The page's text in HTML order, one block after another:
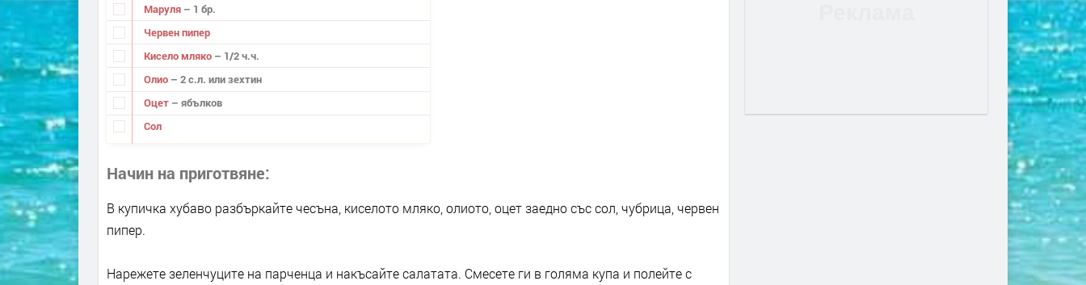
Маруля – 1 бр.
Червен пипер
Кисело мляко – 1/2 ч.ч.
Олио – 2 с.л. или зехтин
Оцет – ябълков
Сол
Начин на приготвяне
В купичка хубаво разбъркайте чесъна, киселото мляко, олиото, оцет заедно със сол, чубрица, червен
пипер.
Нарежете зеленчуците на парченца и накъсайте салатата. Смесете ги в голяма купа и полейте с